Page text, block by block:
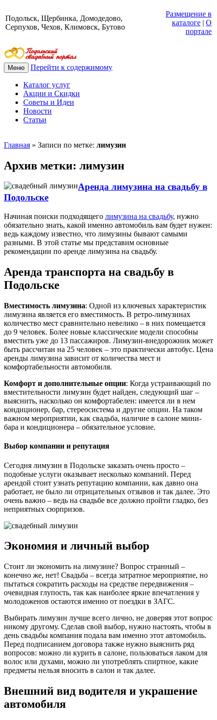
Подольск, Щербинка, Домодедово,
Серпухов, Чехов, Климовск, Бутово
Размещение в
каталоге | О
портале
Меню Перейти к содержимому
Каталог услуг
Акции и Скидки
Советы и Идеи
Новости
Статьи
Главная » Записи по метке: лимузин
Архив метки: лимузин
Аренда лимузина на свадьбу в
Подольске
Начиная поиски подходящего лимузина на свадьбу, нужно
обязательно знать, какой именно автомобиль вам будет нужен:
ведь каждому известно, что лимузины бывают самыми
разными. В этой статье мы представим основные
рекомендации по аренде лимузина на свадьбу.
Аренда транспорта на свадьбу в
Подольске
Вместимость лимузина: Одной из ключевых характеристик
лимузина является его вместимость. В ретро-лимузинах
количество мест сравнительно невелико – в них помещается
до 9 человек. Более новые классические модели способны
вместить уже до 13 пассажиров. Лимузин-внедорожник может
быть рассчитан на 25 человек – это практически автобус. Цена
аренды лимузина зависит от количества мест и
комфортабельности автомобиля.
Комфорт и дополнительные опции: Когда устраивающий по
вместительности лимузин будет найден, следующий шаг –
выяснить, насколько он комфортабелен: имеется ли в нем
кондиционер, бар, стереосистема и другие опции. На таком
важном мероприятии, как свадьба, наличие в салоне мини-
бара и кондиционера – обязательное условие.
Выбор компании и репутация
Сегодня лимузин в Подольске заказать очень просто –
подобные услуги оказывает несколько компаний. Перед
арендой стоит узнать репутацию компании, как давно она
работает, не было ли отрицательных отзывов и так далее. Это
очень важно – ведь на свадьбе все должно пройти гладко, без
неприятных сюрпризов.
Экономия и личный выбор
Стоит ли экономить на лимузине? Вопрос странный –
конечно же, нет! Свадьба – всегда затратное мероприятие, но
пытаться сократить расходы на средстве передвижения –
очевидная глупость, так как наиболее яркие впечатления у
молодоженов остаются именно от поездки в ЗАГС.
Выбирать лимузин лучше всего лично, не доверяя этот вопрос
никому другому. Сделав свой выбор, нужно настоять, чтобы в
день свадьбы компания подала вам именно этот автомобиль.
Перед подписанием договора также нужно выяснить ряд
вопросов: можно ли курить в салоне, пользоваться лаком для
волос или духами, можно ли употреблять спиртное, какие
предметы нельзя вносить в салон и так далее.
Внешний вид водителя и украшение
автомобиля